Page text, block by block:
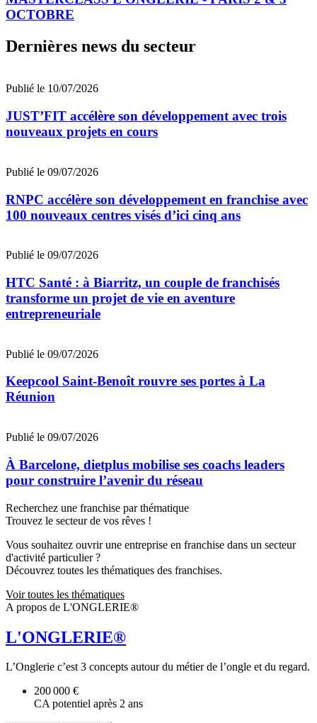
OCTOBRE
Dernières news du secteur
Publié le 10/07/2026
JUST’FIT accélère son développement avec trois
nouveaux projets en cours
Publié le 09/07/2026
RNPC accélère son développement en franchise avec
100 nouveaux centres visés d’ici cinq ans
Publié le 09/07/2026
HTC Santé : à Biarritz, un couple de franchisés
transforme un projet de vie en aventure
entrepreneuriale
Publié le 09/07/2026
Keepcool Saint-Benoît rouvre ses portes à La
Réunion
Publié le 09/07/2026
À Barcelone, dietplus mobilise ses coachs leaders
pour construire l’avenir du réseau
Recherchez une franchise par thématique
Trouvez le secteur de vos rêves !
Vous souhaitez ouvrir une entreprise en franchise dans un secteur
d'activité particulier ?
Découvrez toutes les thématiques des franchises.
Voir toutes les thématiques
A propos de L'ONGLERIE®
L'ONGLERIE®
L’Onglerie c’est 3 concepts autour du métier de l’ongle et du regard.
200 000 €
CA potentiel après 2 ans